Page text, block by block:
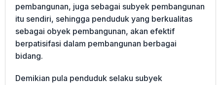
pembangunan, juga sebagai subyek pembangunan
itu sendiri, sehingga penduduk yang berkualitas
sebagai obyek pembangunan, akan efektif
berpatisifasi dalam pembangunan berbagai
bidang.
Demikian pula penduduk selaku subyek